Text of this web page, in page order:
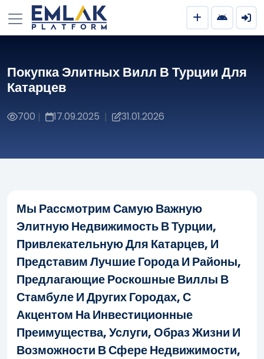
Покупка Элитных Вилл В Турции Для
Катарцев
700 | 17.09.2025 | 31.01.2026
Мы Рассмотрим Самую Важную
Элитную Недвижимость В Турции,
Привлекательную Для Катарцев, И
Представим Лучшие Города И Районы,
Предлагающие Роскошные Виллы В
Стамбуле И Других Городах, С
Акцентом На Инвестиционные
Преимущества, Услуги, Образ Жизни И
Возможности В Сфере Недвижимости,